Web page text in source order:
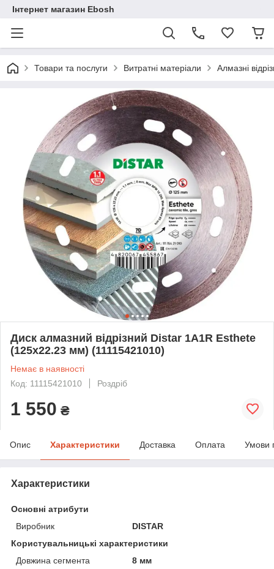
Інтернет магазин Ebosh
Товари та послуги Витратні матеріали Алмазні
Диск алмазний відрізний Distar 1A1R Esthete
(125x22.23 мм) (11115421010)
Немає в наявності
Код: 11115421010
Роздріб
1 550 ₴
Опис Характеристики Доставка Оплата Умови
Характеристики
Основні атрибути
Виробник
DISTAR
Користувальницькі характеристики
Довжина сегмента
8 мм